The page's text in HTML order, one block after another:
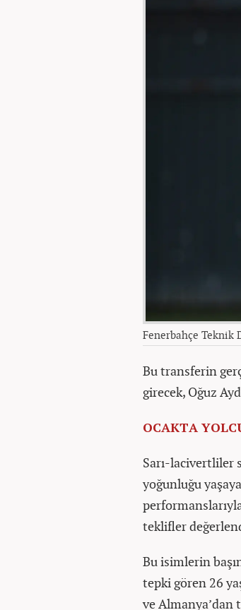
Fenerbahçe Teknik
Bu transferin
girecek, Oğuz
OCAKTA
Sarı-lacivertliler
yoğunluğu
teklifler
Bu isimlerin
tepki gören 26
ve